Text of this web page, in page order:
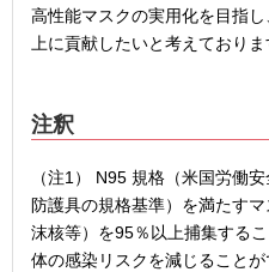
高性能マスクの実用化を目指
上に貢献したいと考えておりま
注釈
（注1） N95 規格（米国労働
防護具の規格基準）を満たす
沫核等）を95％以上捕集する
体の感染リスクを減じることが